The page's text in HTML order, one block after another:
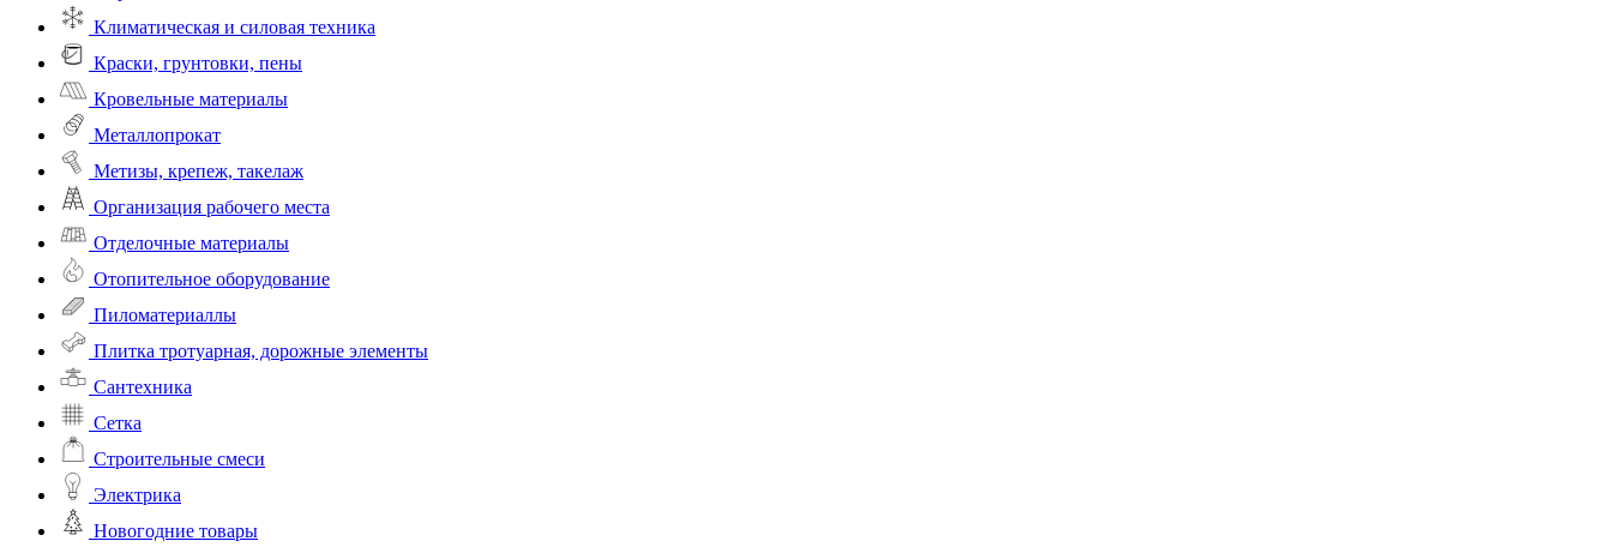
Климатическая и силовая техника
Краски, грунтовки, пены
Кровельные материалы
Металлопрокат
Метизы, крепеж, такелаж
Организация рабочего места
Отделочные материалы
Отопительное оборудование
Пиломатериаллы
Плитка тротуарная, дорожные элементы
Сантехника
Сетка
Строительные смеси
Электрика
Новогодние товары